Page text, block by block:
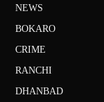
NEWS
BOKARO
CRIME
RANCHI
DHANBAD